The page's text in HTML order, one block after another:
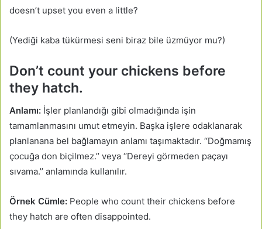
doesn’t upset you even a little?
(Yediği kaba tükürmesi seni biraz bile üzmüyor mu?)
Don’t count your chickens before
they hatch.
Anlamı: İşler planlandığı gibi olmadığında işin
tamamlanmasını umut etmeyin. Başka işlere odaklanarak
planlanana bel bağlamayın anlamı taşımaktadır. ‘‘Doğmamış
çocuğa don biçilmez.’’ veya ‘‘Dereyi görmeden paçayı
sıvama.’’ anlamında kullanılır.
Örnek Cümle: People who count their chickens before
they hatch are often disappointed.